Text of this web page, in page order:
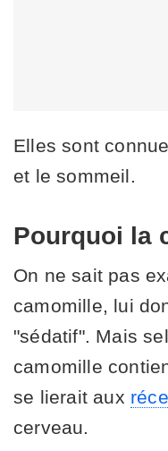
Elles sont
et le sommeil.
Pourquoi la
On ne sait pas
camomille, lui
"sédatif". Mais
camomille
se lierait aux
cerveau.